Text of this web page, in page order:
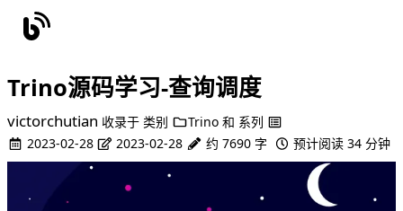
Trino源码学习-查询调度
victorchutian 收录于 类别 Trino 和 系列
2023-02-28
2023-02-28 约 7690 字 预计阅读 34 分钟